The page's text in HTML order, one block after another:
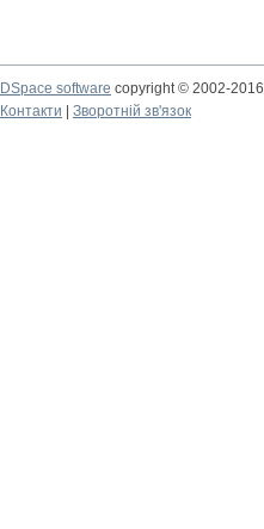
DSpace software copyright © 2002-2016
Контакти
Зворотній зв'язок